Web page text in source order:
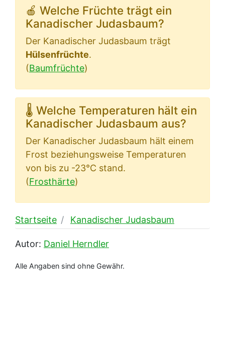
🍎 Welche Früchte trägt ein
Kanadischer Judasbaum?
Der Kanadischer Judasbaum trägt
Hülsenfrüchte.
(Baumfrüchte)
🌡 Welche Temperaturen hält ein
Kanadischer Judasbaum aus?
Der Kanadischer Judasbaum hält einem
Frost beziehungsweise Temperaturen
von bis zu -23°C stand.
(Frosthärte)
Startseite Kanadischer Judasbaum
Autor: Daniel Herndler
Alle Angaben sind ohne Gewähr.